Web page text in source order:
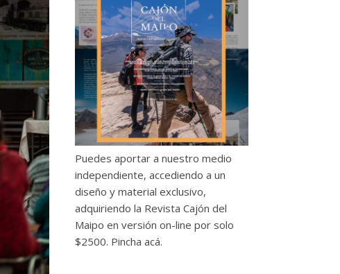
Puedes aportar a nuestro medio
independiente, accediendo a un
diseño y material exclusivo,
adquiriendo la Revista Cajón del
Maipo en versión on-line por solo
$2500. Pincha acá.